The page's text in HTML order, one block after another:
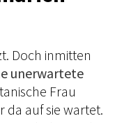
Doch inmitten
unerwartete
Frau
da auf sie wartet.